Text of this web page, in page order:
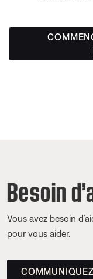
Besoin
Vous avez besoin
pour vous aider.